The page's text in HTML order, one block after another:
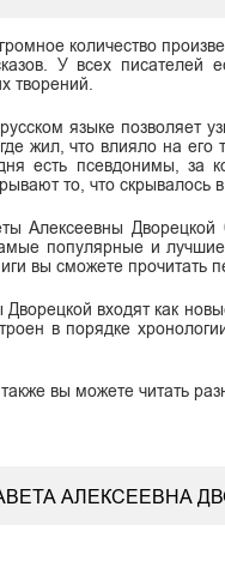
количество
У всех писателей
творений.
языке позволяет
жил, что влияло на
есть псевдонимы, за
то, что скрывалось
Алексеевны
популярные и
вы сможете прочитать
входят как
в порядке
вы можете читать
АЛЕКСЕЕВНА